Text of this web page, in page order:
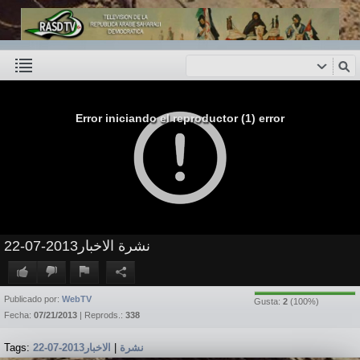
Error iniciando el reproductor (1) error
نشرة الاخبار2013-07-22
Gusta: 2 (100%)
Publicado por: WebTV
Fecha: 07/21/2013 | Reprods.: 338
Tags: نشرة الاخبار2013-07-22